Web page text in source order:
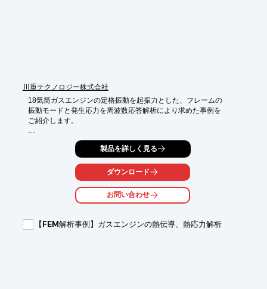
川重テクノロジー株式会社
18気筒ガスエンジンの定格振動を起振力とした、フレームの
振動モードと発生応力を周波数応答解析により求めた事例を
ご紹介します。
解析ソフトはNASTRANを使用。
結果より共振回避や応力低減の検討を行いました。
■解析ソフト：NASTRAN
■解析種別：周波数応答解析
■解析目的：フレームの共振回避と振動応力の低減
※詳しくはPDF資料をご覧いただくか、お気軽にお問い合わせ下
製品を詳しく見る
ダウンロード
お問い合わせ
【FEM解析事例】ガスエンジンの熱伝導、熱応力解析